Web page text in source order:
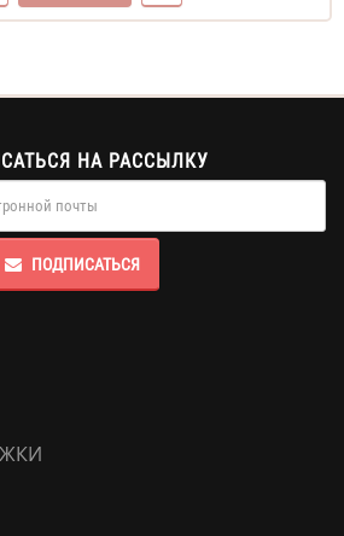
НА РАССЫЛКУ
ПОДПИСАТЬСЯ